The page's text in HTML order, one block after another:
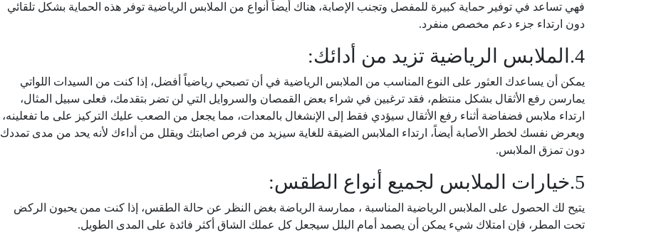
فهي تساعد في توفير حماية كبيرة للمفصل وتجنب الإصابة، هناك أيضاً أنواع من الملابس الرياضية توفر هذه الحماية بشكل تلقائي
دون ارتداء جزء دعم مخصص منفرد.
4.الملابس الرياضية تزيد من أدائك:
يمكن أن يساعدك العثور على النوع المناسب من الملابس الرياضية في أن تصبحي رياضياً أفضل، إذا كنت من السيدات اللواتي
يمارسن رفع الأثقال بشكل منتظم، فقد ترغبين في شراء بعض القمصان والسروايل التي لن تضر بتقدمك، فعلى سبيل المثال،
ارتداء ملابس فضفاضة أثناء رفع الأثقال سيؤدي فقط إلى الإنشغال بالمعدات، مما يجعل من الصعب عليك التركيز على ما تفعلينه،
ويعرض نفسك لخطر الأصابة أيضاً، ارتداء الملابس الضيقة للغاية سيزيد من فرص اصابتك ويقلل من أداءك لأنه يحد من مدى تمددك
دون تمزق الملابس.
5.خيارات الملابس لجميع أنواع الطقس:
يتيح لك الحصول على الملابس الرياضية المناسبة ، ممارسة الرياضة بغض النظر عن حالة الطقس، إذا كنت ممن يحبون الركض
تحت المطر، فإن امتلاك شيء يمكن أن يصمد أمام البلل سيجعل كل عملك الشاق أكثر فائدة على المدى الطويل.